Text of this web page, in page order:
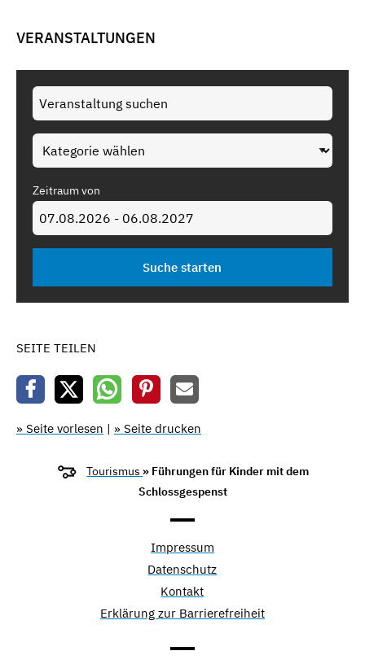
VERANSTALTUNGEN
Zeitraum von
SEITE TEILEN
» Seite vorlesen | » Seite drucken
Tourismus » Führungen für Kinder mit dem
Schlossgespenst
Impressum
Datenschutz
Kontakt
Erklärung zur Barrierefreiheit